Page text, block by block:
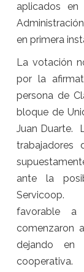
aplicados
en primera
La votación
por la
persona de
bloque de
Juan Duarte.
trabajadores
ante la
Servicoop.
favorable a
comenzaron
dejando
cooperativa.